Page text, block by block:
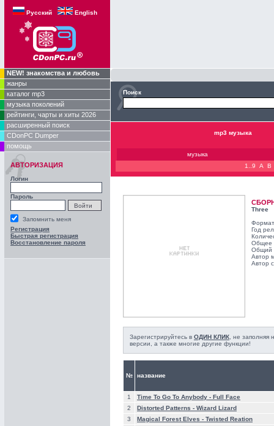
Русский English
NEW! знакомства и любовь
жанры
каталог mp3
музыка поколений
рейтинги, чарты и хиты 2026
расширенный поиск
CDonPC Dumper
помощь
АВТОРИЗАЦИЯ
Логин
Пароль
Запомнить меня
Регистрация
Быстрая регистрация
Восстановление пароля
Поиск
mp3 музыка
музыка
1..9
A B
Three
Год
Общее
Общий
Автор
Автор
Зарегистрируйтесь в ОДИН КЛИК , не
версии, а также многие другие функции!
№ название
1 Time To Go To Anybody - Full Face
2
Distorted Patterns - Wizard Lizard
3
Magical Forest Elves - Twisted Reation